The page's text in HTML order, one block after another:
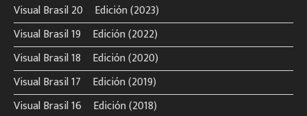
Visual Brasil 20º Edición (2023)
Visual Brasil 19º Edición (2022)
Visual Brasil 18º Edición (2020)
Visual Brasil 17º Edición (2019)
Visual Brasil 16º Edición (2018)